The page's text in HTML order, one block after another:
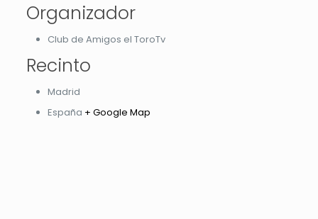
Organizador
Club de Amigos el ToroTv
Recinto
Madrid
España + Google Map